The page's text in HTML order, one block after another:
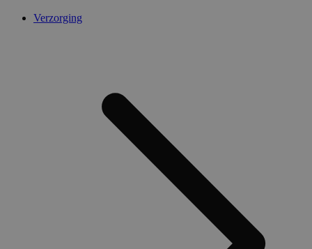
Verzorging